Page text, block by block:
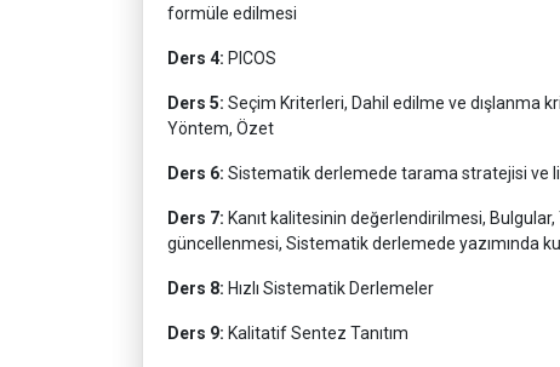
formüle edilmesi
Ders 4: PICOS
Ders 5: Seçim Kriterleri, Dahil edilme ve dışlanma
Yöntem, Özet
Ders 6: Sistematik derlemede tarama stratejisi ve
Ders 7: Kanıt kalitesinin değerlendirilmesi,
güncellenmesi, Sistematik derlemede yazımında
Ders 8: Hızlı Sistematik Derlemeler
Ders 9: Kalitatif Sentez Tanıtım